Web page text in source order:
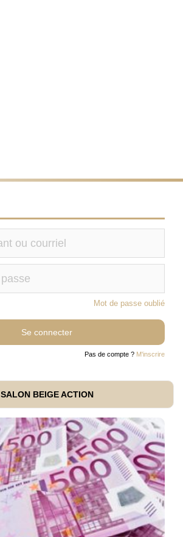
Mot de passe oublié
Pas de compte ? M'inscrire
SALON BEIGE ACTION